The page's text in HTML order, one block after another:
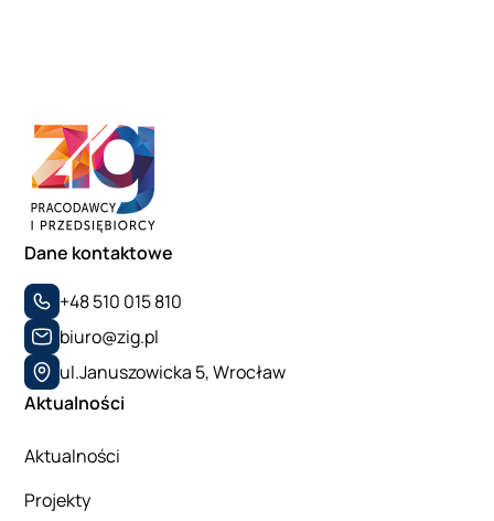
Dane kontaktowe
+48 510 015 810
biuro@zig.pl
ul.Januszowicka 5, Wrocław
Aktualności
Aktualności
Projekty